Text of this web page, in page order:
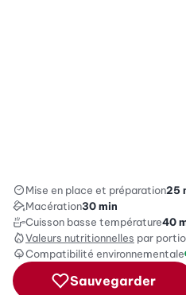
Mise en place et préparation25
Macération30 min
Cuisson basse température40
Valeurs nutritionnelles par
Compatibilité environnementale
Sauvegarder